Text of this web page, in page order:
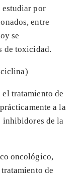
estudiar por
entre
se
de toxicidad.
el tratamiento de
a la
inhibidores de la
oncológico,
de